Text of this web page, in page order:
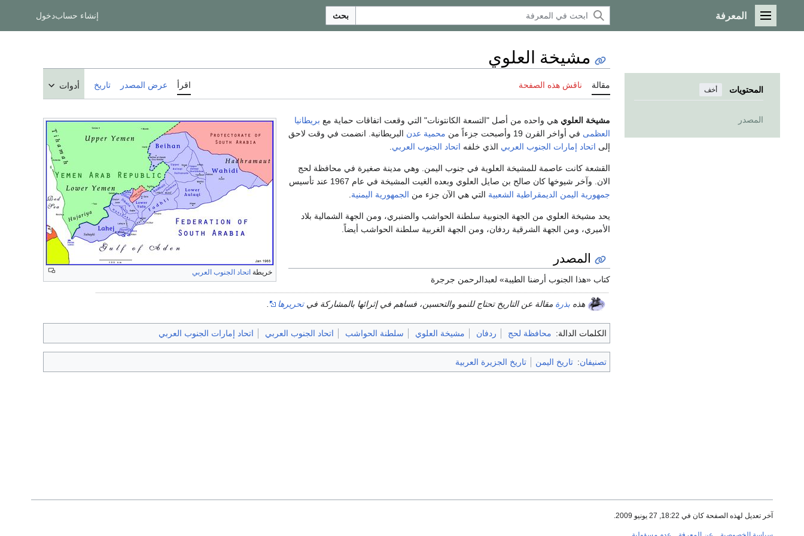
القائمة الرئيسية
المعرفة بحث إنشاء حسابدخول
المحتويات أخف
المصدر
مشيخة العلوي
مقالة ناقش هذه الصفحة اقرأ عرض المصدر تاريخ أدوات
خريطة اتحاد الجنوب العربي
مشيخة العلوي هي واحده من أصل "التسعة الكانتونات" التي وقعت اتفاقات حماية مع بريطانيا
العظمى في أواخر القرن 19 وأصبحت جزءاً من محمية عدن البريطانية. انضمت في وقت لاحق
إلى اتحاد إمارات الجنوب العربي الذي خلفه اتحاد الجنوب العربي
القشعة كانت عاصمة للمشيخة العلوية في جنوب اليمن. وهي مدينة صغيرة في محافظة لحج
الان. وآخر شيوخها كان صالح بن صايل العلوي وبعده الغيت المشيخة في عام 1967 عند تأسيس
جمهورية اليمن الديمقراطية الشعبية التي هي الآن جزء من الجمهورية اليمنية
يحد مشيخة العلوي من الجهة الجنوبية سلطنة الحواشب والضنبري، ومن الجهة الشمالية بلاد
الأميري، ومن الجهة الشرقية ردفان، ومن الجهة الغربية سلطنة الحواشب أيضاً.
المصدر
كتاب «هذا الجنوب أرضنا الطيبة» لعبدالرحمن جرجرة
هذه بذرة مقالة عن التاريخ تحتاج للنمو والتحسين، فساهم في إثرائها بالمشاركة فيتحريرها .
الكلمات الدالة: محافظة لحج ردفان مشيخة العلوي سلطنة الحواشب اتحاد الجنوب العربي اتحاد إمارات الجنوب العربي
تصنيفان: تاريخ اليمن تاريخ الجزيرة العربية
آخر تعديل لهذه الصفحة كان في 18:22, 27 يونيو 2009.